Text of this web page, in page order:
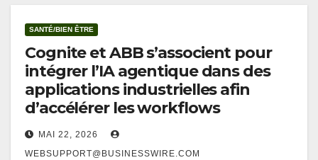
SANTÉ/BIEN ÊTRE
Cognite et ABB s’associent pour
intégrer l’IA agentique dans des
applications industrielles afin
d’accélérer les workflows
MAI 22, 2026
WEBSUPPORT@BUSINESSWIRE.COM